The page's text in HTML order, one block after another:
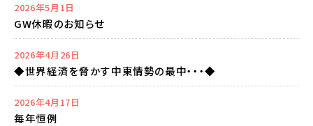
2026年5月1日
GW休暇のお知らせ
2026年4月26日
◆世界経済を脅かす中東情勢の最中・・・◆
2026年4月17日
毎年恒例